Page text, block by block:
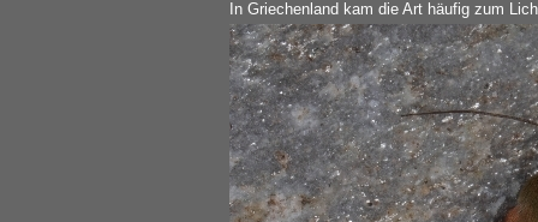
In Griechenland kam die Art häufig zum